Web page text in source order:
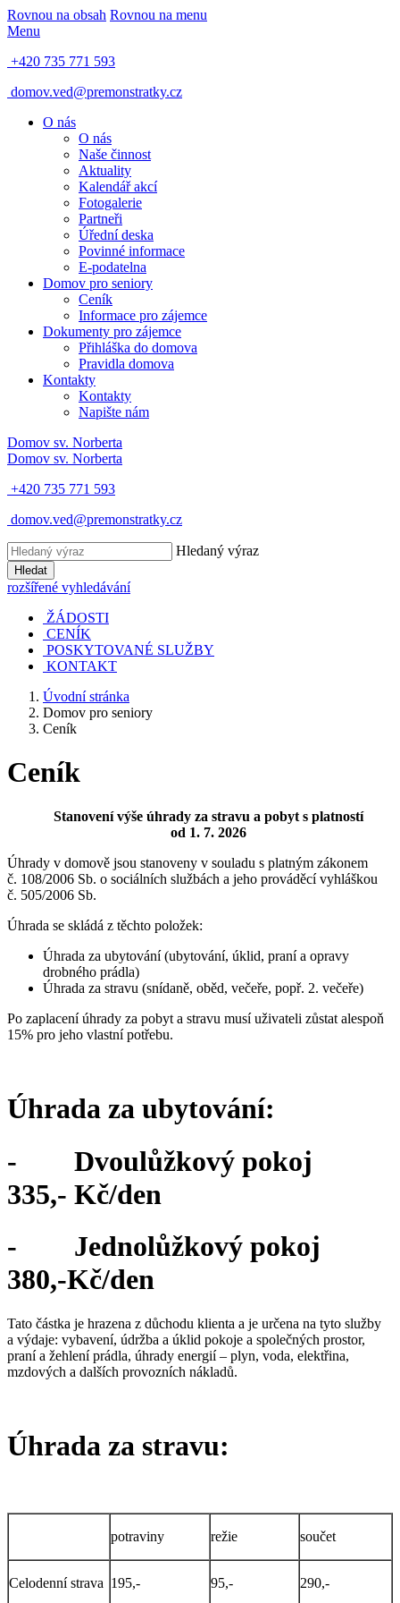
Rovnou na obsah Rovnou na menu
Menu
+420 735 771 593
domov.ved@premonstratky.cz
O nás
O nás
Naše činnost
Aktuality
Kalendář akcí
Fotogalerie
Partneři
Úřední deska
Povinné informace
E-podatelna
Domov pro seniory
Ceník
Informace pro zájemce
Dokumenty pro zájemce
Přihláška do domova
Pravidla domova
Kontakty
Kontakty
Napište nám
Domov sv. Norberta
Domov sv. Norberta
+420 735 771 593
domov.ved@premonstratky.cz
Hledaný výraz
Hledat
rozšířené vyhledávání
ŽÁDOSTI
CENÍK
POSKYTOVANÉ SLUŽBY
KONTAKT
Úvodní stránka
Domov pro seniory
Ceník
Ceník
Stanovení výše úhrady za stravu a pobyt s platností
od 1. 7. 2026
Úhrady v domově jsou stanoveny v souladu s platným zákonem
č. 108/2006 Sb. o sociálních službách a jeho prováděcí vyhláškou
č. 505/2006 Sb.
Úhrada se skládá z těchto položek:
Úhrada za ubytování (ubytování, úklid, praní a opravy
drobného prádla)
Úhrada za stravu (snídaně, oběd, večeře, popř. 2. večeře)
Po zaplacení úhrady za pobyt a stravu musí uživateli zůstat alespoň
15% pro jeho vlastní potřebu.
Úhrada za ubytování:
- Dvoulůžkový pokoj
335,- Kč/den
- Jednolůžkový pokoj
380,-Kč/den
Tato částka je hrazena z důchodu klienta a je určena na tyto služby
a výdaje: vybavení, údržba a úklid pokoje a společných prostor,
praní a žehlení prádla, úhrady energií – plyn, voda, elektřina,
mzdových a dalších provozních nákladů.
Úhrada za stravu:
potraviny režie součet
Celodenní strava 195,- 95,- 290,-